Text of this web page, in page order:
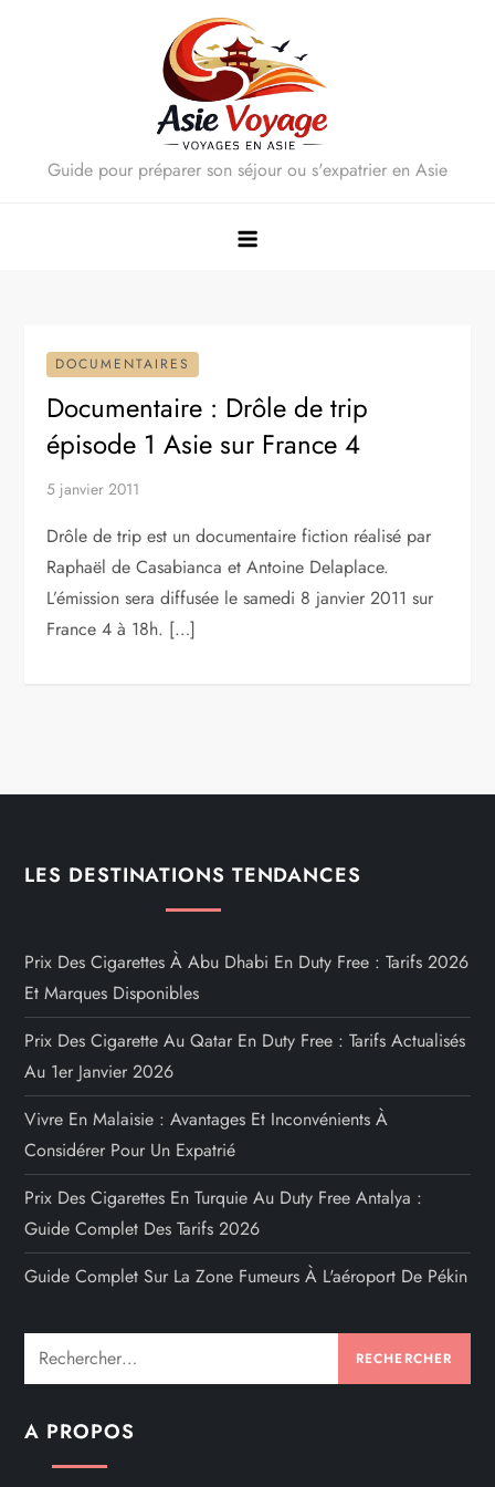
Guide pour préparer son séjour ou s'expatrier en Asie
DOCUMENTAIRES
Documentaire : Drôle de trip
épisode 1 Asie sur France 4
5 janvier 2011
Drôle de trip est un documentaire fiction réalisé par
Raphaël de Casabianca et Antoine Delaplace.
L’émission sera diffusée le samedi 8 janvier 2011 sur
France 4 à 18h. […]
LES DESTINATIONS TENDANCES
Prix Des Cigarettes À Abu Dhabi En Duty Free : Tarifs 2026
Et Marques Disponibles
Prix Des Cigarette Au Qatar En Duty Free : Tarifs Actualisés
Au 1er Janvier 2026
Vivre En Malaisie : Avantages Et Inconvénients À
Considérer Pour Un Expatrié
Prix Des Cigarettes En Turquie Au Duty Free Antalya :
Guide Complet Des Tarifs 2026
Guide Complet Sur La Zone Fumeurs À L'aéroport De Pékin
Rechercher :
A PROPOS